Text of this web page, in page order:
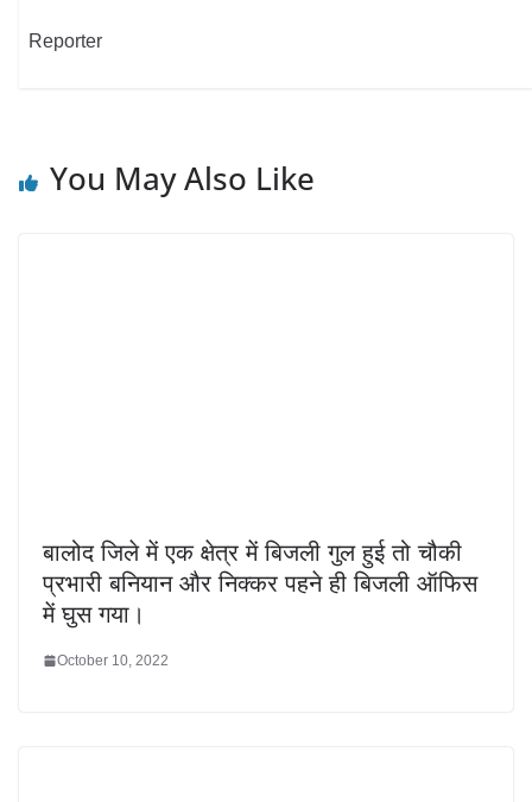
Reporter
You May Also Like
बालोद जिले में एक क्षेत्र में बिजली गुल हुई तो चौकी
प्रभारी बनियान और निक्कर पहने ही बिजली ऑफिस
में घुस गया।
October 10, 2022